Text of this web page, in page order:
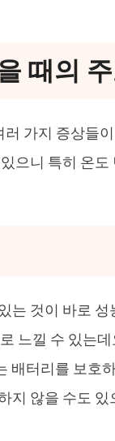
때의
가지 증상들
으니 특히 온
는 것이 바로
느낄 수 있는
배터리를 보호
지 않을 수도